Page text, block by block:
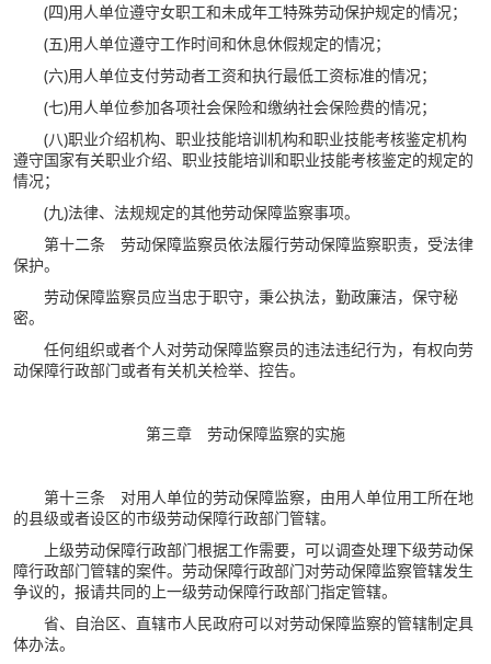
(四)用人单位遵守女职工和未成年工特殊劳动保护规定的情况；
(五)用人单位遵守工作时间和休息休假规定的情况；
(六)用人单位支付劳动者工资和执行最低工资标准的情况；
(七)用人单位参加各项社会保险和缴纳社会保险费的情况；
(八)职业介绍机构、职业技能培训机构和职业技能考核鉴定机构
遵守国家有关职业介绍、职业技能培训和职业技能考核鉴定的规定的
情况；
(九)法律、法规规定的其他劳动保障监察事项。
第十二条 劳动保障监察员依法履行劳动保障监察职责，受法律
保护。
劳动保障监察员应当忠于职守，秉公执法，勤政廉洁，保守秘
密。
任何组织或者个人对劳动保障监察员的违法违纪行为，有权向劳
动保障行政部门或者有关机关检举、控告。
第三章 劳动保障监察的实施
第十三条 对用人单位的劳动保障监察，由用人单位用工所在地
的县级或者设区的市级劳动保障行政部门管辖。
上级劳动保障行政部门根据工作需要，可以调查处理下级劳动保
障行政部门管辖的案件。劳动保障行政部门对劳动保障监察管辖发生
争议的，报请共同的上一级劳动保障行政部门指定管辖。
省、自治区、直辖市人民政府可以对劳动保障监察的管辖制定具
体办法。